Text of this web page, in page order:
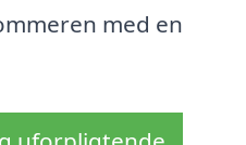
med en